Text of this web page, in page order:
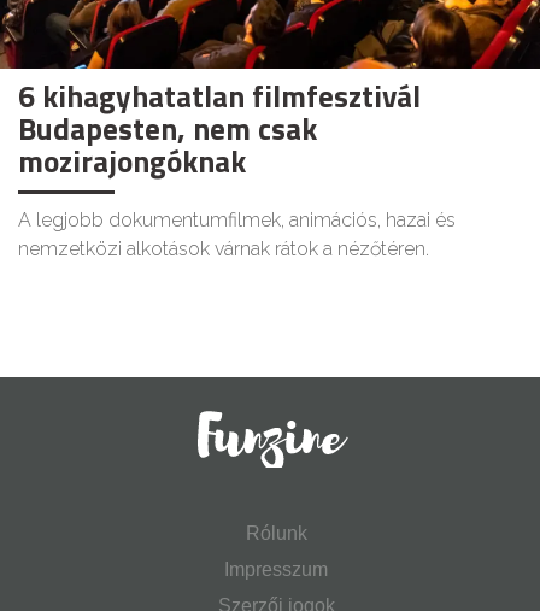
6 kihagyhatatlan filmfesztivál
Budapesten, nem csak
mozirajongóknak
A legjobb dokumentumfilmek, animációs, hazai és
nemzetközi alkotások várnak rátok a nézőtéren.
Rólunk
Impresszum
Szerzői jogok